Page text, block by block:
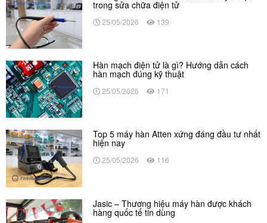
trong sửa chữa điện tử
25/05/2026 139
Hàn mạch điện tử là gì? Hướng dẫn cách
hàn mạch đúng kỹ thuật
25/05/2026 171
Top 5 máy hàn Atten xứng đáng đầu tư nhất
hiện nay
25/05/2026 116
Jasic – Thương hiệu máy hàn được khách
hàng quốc tế tin dùng